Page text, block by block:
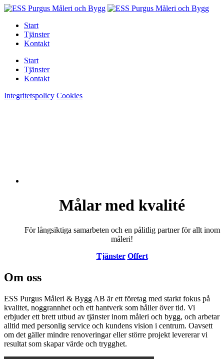
Start
Tjänster
Kontakt
Start
Tjänster
Kontakt
Integritetspolicy Cookies
Målar med kvalité
För långsiktiga samarbeten och en pålitlig partner för allt inom
måleri!
Tjänster Offert
Om oss
ESS Purgus Måleri & Bygg AB är ett företag med starkt fokus på
kvalitet, noggrannhet och ett hantverk som håller över tid. Vi
erbjuder ett brett utbud av tjänster inom måleri och bygg, och arbetar
alltid med personlig service och kundens vision i centrum. Oavsett
om det gäller mindre renoveringar eller större projekt levererar vi
resultat som skapar värde och trygghet.